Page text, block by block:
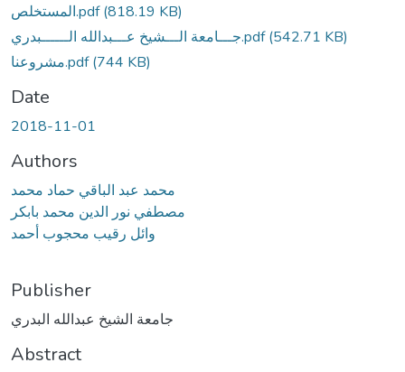
المستخلص.pdf(818.19 KB)
جـــامعة الـــشيخ عـــبدالله الــــــبدري.pdf(542.71 KB)
مشروعنا.pdf(744 KB)
Date
2018-11-01
Authors
محمد عبد الباقي حماد محمد
مصطفي نور الدين محمد بابكر
وائل رقيب محجوب أحمد
Publisher
جامعة الشيخ عبدالله البدري
Abstract